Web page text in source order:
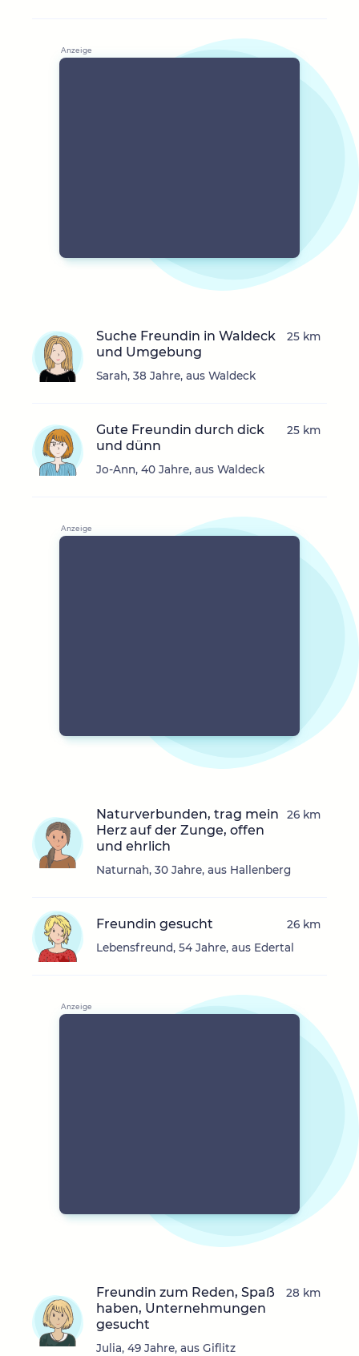
Suche Freundin in Waldeck
und Umgebung
Sarah, 38 Jahre, aus Waldeck
25 km
Gute Freundin durch dick
und dünn
Jo-Ann, 40 Jahre, aus Waldeck
25 km
Naturverbunden, trag mein
Herz auf der Zunge, offen
und ehrlich
Naturnah, 30 Jahre, aus Hallenberg
26 km
Freundin gesucht
Lebensfreund, 54 Jahre, aus Edertal
26 km
Freundin zum Reden, Spaß
haben, Unternehmungen
gesucht
Julia, 49 Jahre, aus Giflitz
28 km